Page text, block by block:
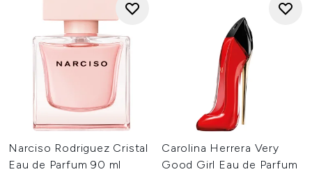
Narciso Rodriguez Cristal
Eau de Parfum 90 ml
Carolina Herrera Very
Good Girl Eau de Parfum